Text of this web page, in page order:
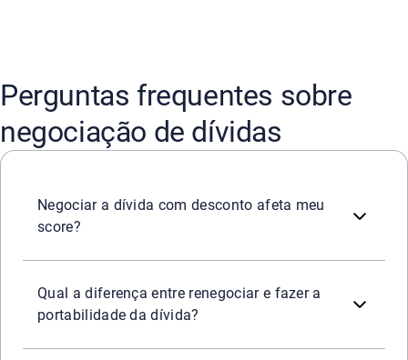
Perguntas frequentes sobre
negociação de dívidas
Negociar a dívida com desconto afeta meu
score?
Qual a diferença entre renegociar e fazer a
portabilidade da dívida?